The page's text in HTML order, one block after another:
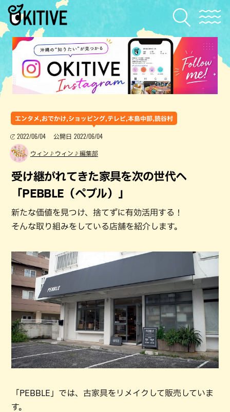
エンタメ,おでかけ,ショッピング,テレビ,本島中部,読谷村
2022/06/04 公開日 2022/06/04
ウィン♪ウィン♪編集部
受け継がれてきた家具を次の世代へ
「PEBBLE（ペブル）」
新たな価値を見つけ、捨てずに有効活用する！
そんな取り組みをしている店舗を紹介します。
「PEBBLE」では、古家具をリメイクして販売していま
す。